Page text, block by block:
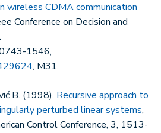
wireless CDMA communication
Conference on Decision and
0743-1546,
, M31.
B. (1998). Recursive approach to
perturbed linear systems,
Control Conference, 3, 1513-